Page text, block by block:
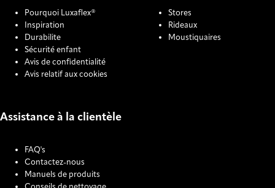
Pourquoi Luxaflex®
Inspiration
Durabilite
Sécurité enfant
Avis de confidentialité
Avis relatif aux cookies
Stores
Rideaux
Moustiquaires
Assistance à la clientèle
FAQ's
Contactez-nous
Manuels de produits